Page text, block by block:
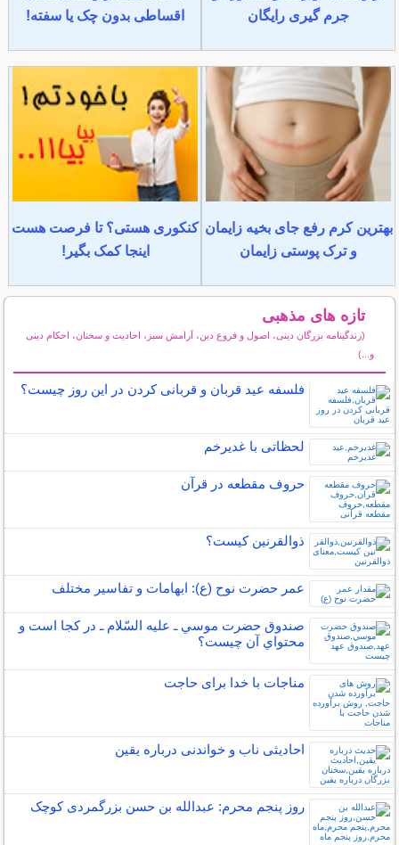
جرم گیری رایگان
اقساطی بدون چک یا سفته!
بهترین کرم رفع جای بخیه زایمان
و ترک پوستی زایمان
کنکوری هستی؟ تا فرصت هست
اینجا کمک بگیر!
تازه های مذهبی
(زندگینامه بزرگان دینی، اصول و فروع دین، آرامش سبز، احادیث و سخنان، احکام دینی
و...)
فلسفه عید قربان و قربانی کردن در این روز چیست؟
لحظاتی با غدیرخم
حروف مقطعه در قرآن
ذوالقرنین کیست؟
عمر حضرت نوح (ع): ابهامات و تفاسیر مختلف
صندوق حضرت موسي ـ عليه السّلام ـ در كجا است و
محتواي آن چيست؟
مناجات با خدا برای حاجت
احادیثی ناب و خواندنی درباره یقین
روز پنجم محرم: عبدالله بن حسن بزرگمردی کوچک